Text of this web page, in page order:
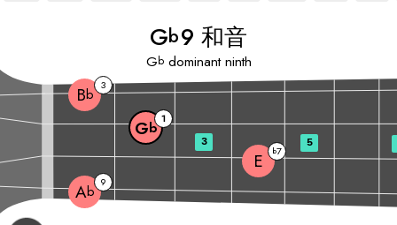
Gb9 和音
Gb dominant ninth
Ab 9
E b7
Gb 1
Bb 3
3 5